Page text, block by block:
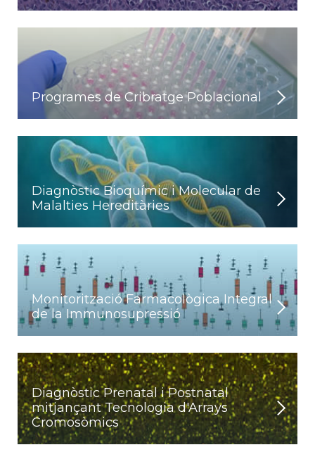
Programes de Cribratge Poblacional
Diagnòstic Bioquímic i Molecular de
Malalties Hereditàries
Monitorització Farmacològica Integral
de la Immunosupressió
Diagnòstic Prenatal i Postnatal
mitjançant Tecnologia d'Arrays
Cromosòmics